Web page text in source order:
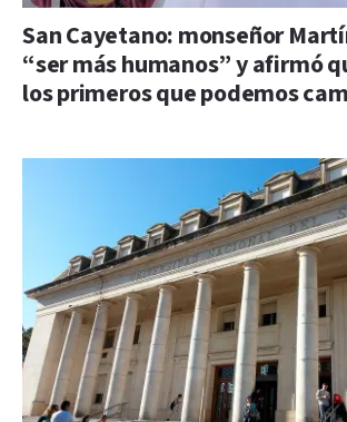
San Cayetano: monseñor
“ser más humanos” y afirmó
los primeros que podemos